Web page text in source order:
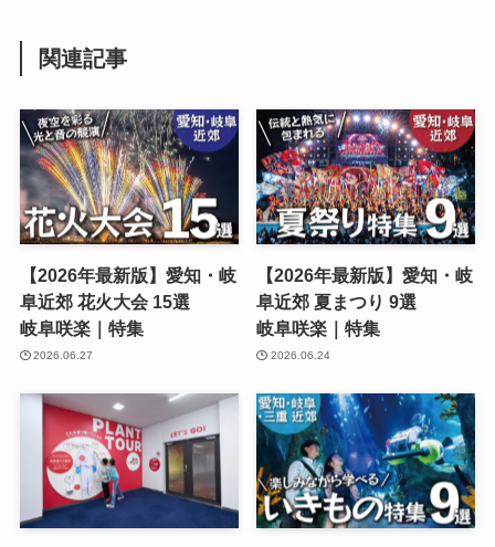
関連記事
【2026年最新版】愛知・岐
阜近郊 花火大会 15選
岐阜咲楽｜特集
2026.06.27
【2026年最新版】愛知・岐
阜近郊 夏まつり 9選
岐阜咲楽｜特集
2026.06.24